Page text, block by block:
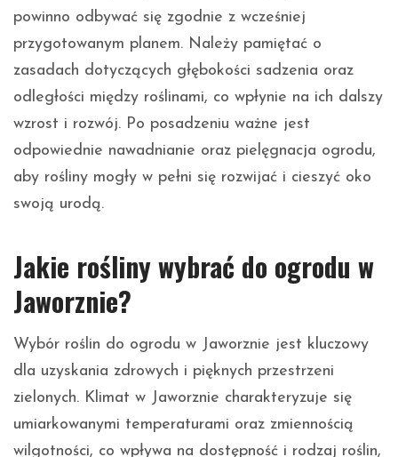
powinno odbywać się zgodnie z wcześniej
przygotowanym planem. Należy pamiętać o
zasadach dotyczących głębokości sadzenia oraz
odległości między roślinami, co wpłynie na ich dalszy
wzrost i rozwój. Po posadzeniu ważne jest
odpowiednie nawadnianie oraz pielęgnacja ogrodu,
aby rośliny mogły w pełni się rozwijać i cieszyć oko
swoją urodą.
Jakie rośliny wybrać do ogrodu w
Jaworznie?
Wybór roślin do ogrodu w Jaworznie jest kluczowy
dla uzyskania zdrowych i pięknych przestrzeni
zielonych. Klimat w Jaworznie charakteryzuje się
umiarkowanymi temperaturami oraz zmiennością
wilgotności, co wpływa na dostępność i rodzaj roślin,